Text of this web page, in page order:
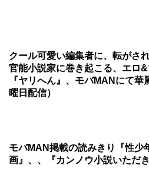
クール可愛い編集者に、転がさ
官能小説家に巻き起こる、エロ
『ヤリへん』、モバMANにて
曜日配信）
モバMAN掲載の読みきり『性少
画』、、『カンノウ小説いただ